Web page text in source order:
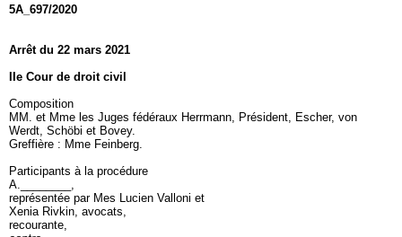
5A_697/2020
Arrêt du 22 mars 2021
IIe Cour de droit civil
Composition
MM. et Mme les Juges fédéraux Herrmann, Président, Escher, von
Werdt, Schöbi et Bovey.
Greffière : Mme Feinberg.
Participants à la procédure
A.________,
représentée par Mes Lucien Valloni et
Xenia Rivkin, avocats,
recourante,